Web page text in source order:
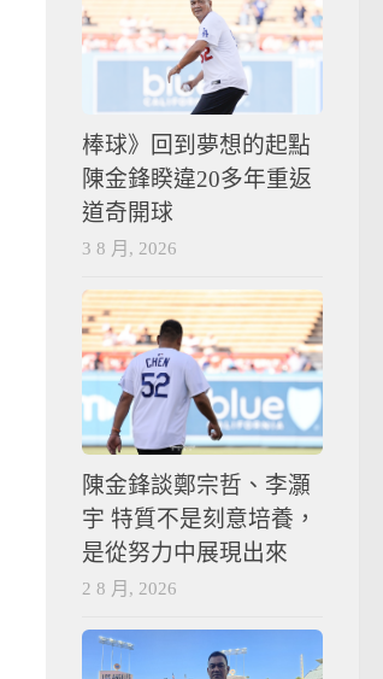
棒球》回到夢想的起點
陳金鋒睽違20多年重返
道奇開球
3 8 月, 2026
陳金鋒談鄭宗哲、李灝
宇 特質不是刻意培養，
是從努力中展現出來
2 8 月, 2026